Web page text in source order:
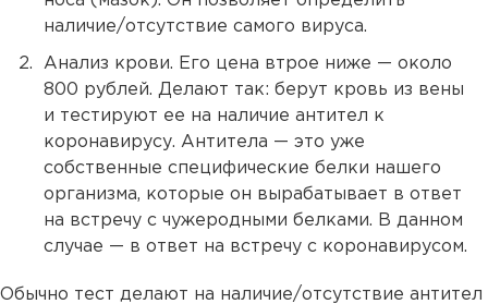
наличие/отсутствие самого вируса.
Анализ крови. Его цена втрое ниже — около
800 рублей. Делают так: берут кровь из вены
и тестируют ее на наличие антител к
коронавирусу. Антитела — это уже
собственные специфические белки нашего
организма, которые он вырабатывает в ответ
на встречу с чужеродными белками. В данном
случае — в ответ на встречу с коронавирусом.
Обычно тест делают на наличие/отсутствие антител